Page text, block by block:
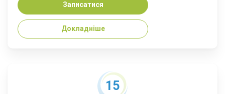
Записатися
Докладніше
15